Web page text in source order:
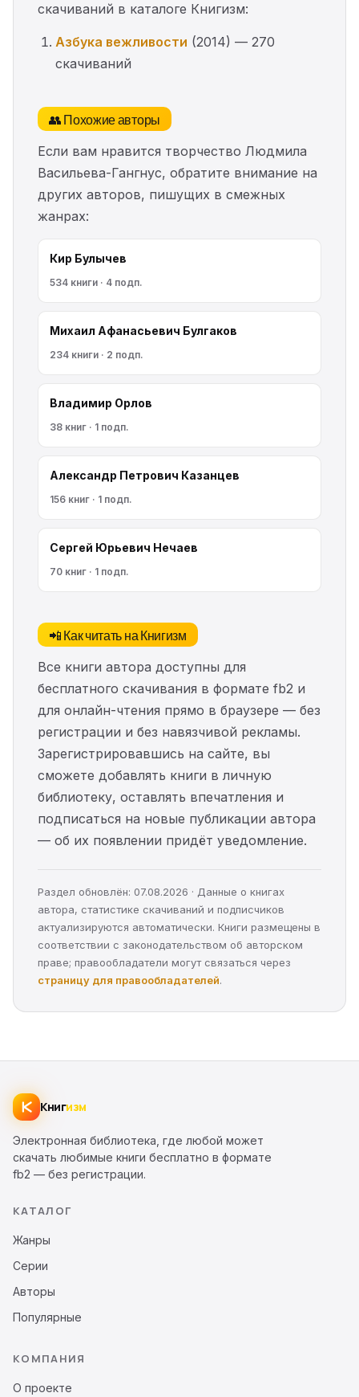
скачиваний в каталоге Книгизм:
Азбука вежливости (2014) — 270
скачиваний
👥 Похожие авторы
Если вам нравится творчество Людмила
Васильева-Гангнус, обратите внимание на
других авторов, пишущих в смежных
жанрах:
Кир Булычев
534 книги · 4 подп.
Михаил Афанасьевич Булгаков
234 книги · 2 подп.
Владимир Орлов
38 книг · 1 подп.
Александр Петрович Казанцев
156 книг · 1 подп.
Сергей Юрьевич Нечаев
70 книг · 1 подп.
📲 Как читать на Книгизм
Все книги автора доступны для
бесплатного скачивания в формате fb2 и
для онлайн-чтения прямо в браузере — без
регистрации и без навязчивой рекламы.
Зарегистрировавшись на сайте, вы
сможете добавлять книги в личную
библиотеку, оставлять впечатления и
подписаться на новые публикации автора
— об их появлении придёт уведомление.
Раздел обновлён: 07.08.2026 · Данные о книгах
автора, статистике скачиваний и подписчиков
актуализируются автоматически. Книги размещены в
соответствии с законодательством об авторском
праве; правообладатели могут связаться через
страницу для правообладателей.
Книгизм
Электронная библиотека, где любой может
скачать любимые книги бесплатно в формате
fb2 — без регистрации.
КАТАЛОГ
Жанры
Серии
Авторы
Популярные
КОМПАНИЯ
О проекте